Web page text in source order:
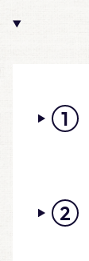
1
2